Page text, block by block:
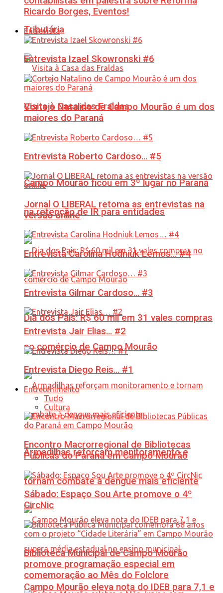
Tributária
Visita à Casa das Fraldas
Campo Mourão ficou em 3º lugar no Paraná
na retenção de IR para entidades
Dia dos Pais: R$ 60 mil em 31 vales compras
no comércio de Campo Mourão
Armadilhas reforçam monitoramento e
tornam combate à dengue mais eficiente
Campo Mourão eleva nota do IDEB para 7,1 e
Ricardo Borges, Eventos!
Entrevista
Entrevista Izael Skowronski #6
Cortejo Natalino de Campo Mourão é um dos
maiores do Paraná
Entrevista Roberto Cardoso… #5
Jornal O LIBERAL retoma as entrevistas na
versão online
Entrevista Carolina Hodniuk Lemos… #4
Entrevista Gilmar Cardoso… #3
Entrevista Jair Elias… #2
Entrevista Diego Reis… #1
Entretenimento
Tudo
Cultura
Encontro Macrorregional de Bibliotecas
Públicas do Paraná em Campo Mourão
Sábado: Espaço Sou Arte promove o 4º
CircNic
Biblioteca Municipal de Campo Mourão
promove programação especial em
comemoração ao Mês do Folclore